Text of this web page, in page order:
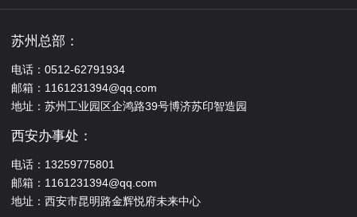
苏州总部：
电话：0512-62791934
邮箱：1161231394@qq.com
地址：苏州工业园区企鸿路39号博济苏印智造园
西安办事处：
电话：13259775801
邮箱：1161231394@qq.com
地址：西安市昆明路金辉悦府未来中心